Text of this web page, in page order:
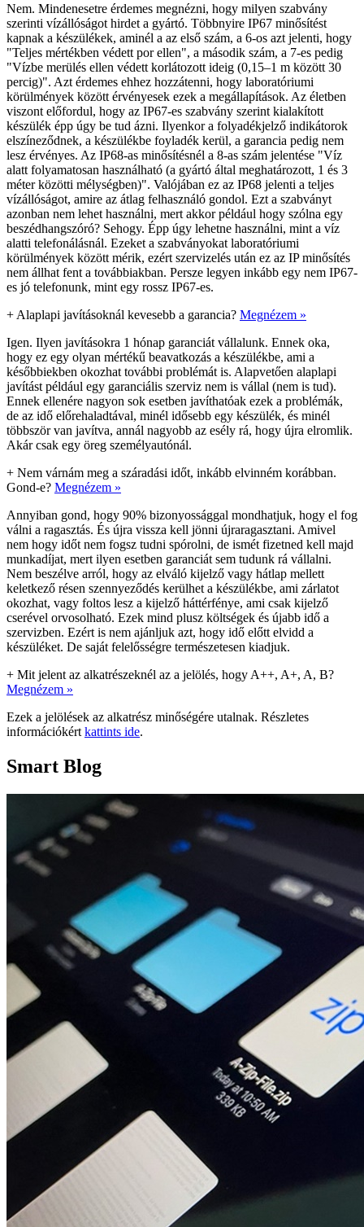
Nem. Mindenesetre érdemes megnézni, hogy milyen szabvány
szerinti vízállóságot hirdet a gyártó. Többnyire IP67 minősítést
kapnak a készülékek, aminél a az első szám, a 6-os azt jelenti, hogy
"Teljes mértékben védett por ellen", a második szám, a 7-es pedig
"Vízbe merülés ellen védett korlátozott ideig (0,15–1 m között 30
percig)". Azt érdemes ehhez hozzátenni, hogy laboratóriumi
körülmények között érvényesek ezek a megállapítások. Az életben
viszont előfordul, hogy az IP67-es szabvány szerint kialakított
készülék épp úgy be tud ázni. Ilyenkor a folyadékjelző indikátorok
elszíneződnek, a készülékbe foyladék kerül, a garancia pedig nem
lesz érvényes. Az IP68-as minősítésnél a 8-as szám jelentése "Víz
alatt folyamatosan használható (a gyártó által meghatározott, 1 és 3
méter közötti mélységben)". Valójában ez az IP68 jelenti a teljes
vízállóságot, amire az átlag felhasználó gondol. Ezt a szabványt
azonban nem lehet használni, mert akkor például hogy szólna egy
beszédhangszóró? Sehogy. Épp úgy lehetne használni, mint a víz
alatti telefonálásnál. Ezeket a szabványokat laboratóriumi
körülmények között mérik, ezért szervizelés után ez az IP minősítés
nem állhat fent a továbbiakban. Persze legyen inkább egy nem IP67-
es jó telefonunk, mint egy rossz IP67-es.
+ Alaplapi javításoknál kevesebb a garancia? Megnézem »
Igen. Ilyen javításokra 1 hónap garanciát vállalunk. Ennek oka,
hogy ez egy olyan mértékű beavatkozás a készülékbe, ami a
későbbiekben okozhat további problémát is. Alapvetően alaplapi
javítást például egy garanciális szerviz nem is vállal (nem is tud).
Ennek ellenére nagyon sok esetben javíthatóak ezek a problémák,
de az idő előrehaladtával, minél idősebb egy készülék, és minél
többször van javítva, annál nagyobb az esély rá, hogy újra elromlik.
Akár csak egy öreg személyautónál.
+ Nem várnám meg a száradási időt, inkább elvinném korábban.
Gond-e? Megnézem »
Annyiban gond, hogy 90% bizonyossággal mondhatjuk, hogy el fog
válni a ragasztás. És újra vissza kell jönni újraragasztani. Amivel
nem hogy időt nem fogsz tudni spórolni, de ismét fizetned kell majd
munkadíjat, mert ilyen esetben garanciát sem tudunk rá vállalni.
Nem beszélve arról, hogy az elváló kijelző vagy hátlap mellett
keletkező résen szennyeződés kerülhet a készülékbe, ami zárlatot
okozhat, vagy foltos lesz a kijelző háttérfénye, ami csak kijelző
cserével orvosolható. Ezek mind plusz költségek és újabb idő a
szervizben. Ezért is nem ajánljuk azt, hogy idő előtt elvidd a
készüléket. De saját felelősségre természetesen kiadjuk.
+ Mit jelent az alkatrészeknél az a jelölés, hogy A++, A+, A, B?
Megnézem »
Ezek a jelölések az alkatrész minőségére utalnak. Részletes
információkért kattints ide.
Smart Blog